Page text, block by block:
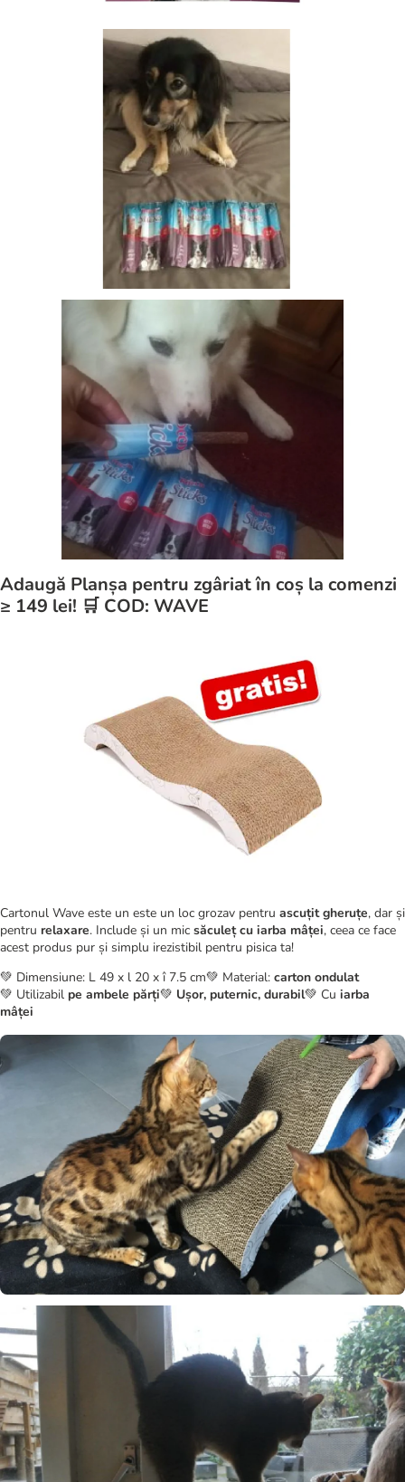
Adaugă Planșa pentru zgâriat în coș la comenzi
≥ 149 lei! 🛒 COD: WAVE
Cartonul Wave este un este un loc grozav pentru ascuțit gheruțe, dar și
pentru relaxare. Include și un mic săculeț cu iarba mâței, ceea ce face
acest produs pur și simplu irezistibil pentru pisica ta!
💚 Dimensiune: L 49 x l 20 x î 7.5 cm💚 Material: carton ondulat
💚 Utilizabil pe ambele părți💚 Ușor, puternic, durabil💚 Cu iarba
mâței